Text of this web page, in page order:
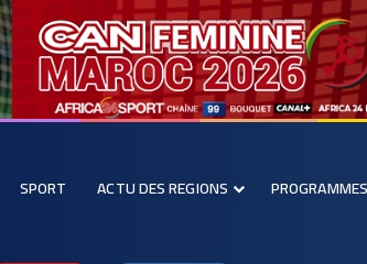
SPORT ACTU DES REGIONS PROGRAMMES